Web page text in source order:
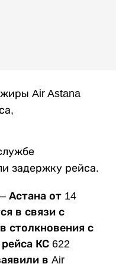
Air Astana
задержку рейса.
Астана от 14
в связи с
столкновения с
КС 622
в Air